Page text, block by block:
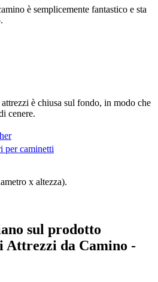
è semplicemente fantastico e sta
è chiusa sul fondo, in modo che
cenere.
per caminetti
x altezza).
sul prodotto
Attrezzi da Camino -